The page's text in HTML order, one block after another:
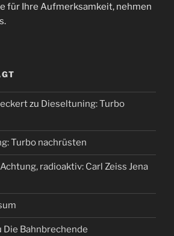
für Ihre Aufmerksamkeit, nehmen
zu Dieseltuning: Turbo
Turbo nachrüsten
Achtung, radioaktiv: Carl Zeiss Jena
Die Bahnbrechende